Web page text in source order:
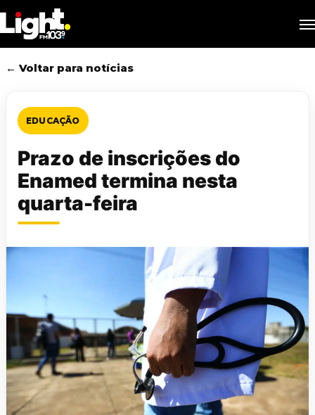
to
main
content
← Voltar para notícias
EDUCAÇÃO
Prazo de inscrições do
Enamed termina nesta
quarta-feira